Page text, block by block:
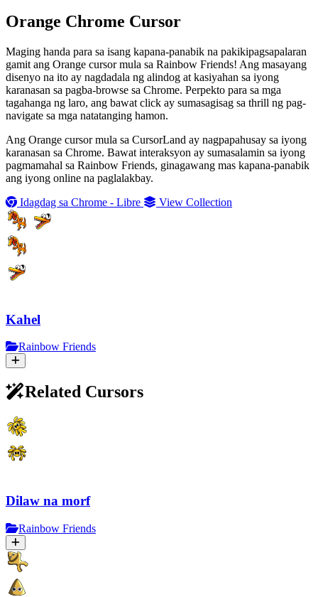
Orange Chrome Cursor
Maging handa para sa isang kapana-panabik na pakikipagsapalaran
gamit ang Orange cursor mula sa Rainbow Friends! Ang masayang
disenyo na ito ay nagdadala ng alindog at kasiyahan sa iyong
karanasan sa pagba-browse sa Chrome. Perpekto para sa mga
tagahanga ng laro, ang bawat click ay sumasagisag sa thrill ng pag-
navigate sa mga natatanging hamon.
Ang Orange cursor mula sa CursorLand ay nagpapahusay sa iyong
karanasan sa Chrome. Bawat interaksyon ay sumasalamin sa iyong
pagmamahal sa Rainbow Friends, ginagawang mas kapana-panabik
ang iyong online na paglalakbay.
Idagdag sa Chrome - Libre
View Collection
Kahel
Rainbow Friends
Related Cursors
Dilaw na morf
Rainbow Friends